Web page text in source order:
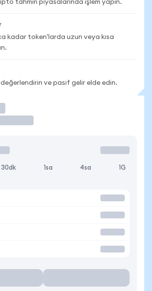
tahmin piyasalarında işlem yapın.
kadar token'larda uzun veya kısa
ve pasif gelir elde edin.
30dk 1sa 4sa 1G